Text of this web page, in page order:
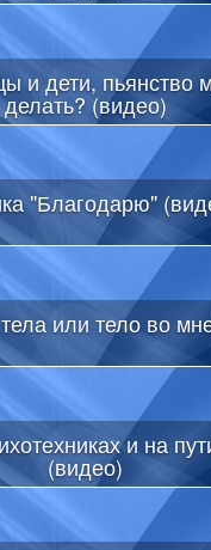
и дети, пьянство
делать? (видео)
"Благодарю"
или тело во
и на
(видео)